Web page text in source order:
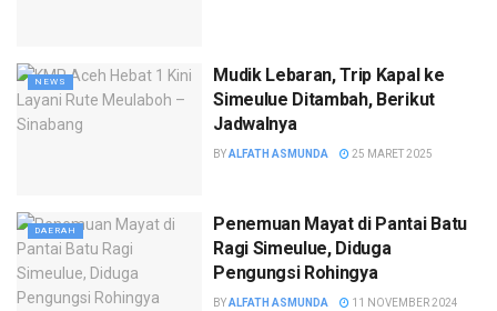
NEWS
Mudik Lebaran, Trip Kapal ke
Simeulue Ditambah, Berikut
Jadwalnya
BYALFATH ASMUNDA 25 MARET 2025
DAERAH
Penemuan Mayat di Pantai Batu
Ragi Simeulue, Diduga
Pengungsi Rohingya
BYALFATH ASMUNDA 11 NOVEMBER 2024